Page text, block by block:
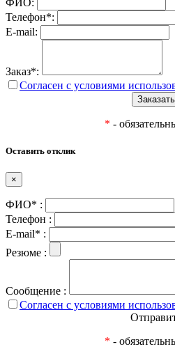
Телефон*:
E-mail:
Заказ*:
Согласен с условиями
* -
Оставить отклик
×
ФИО* :
Телефон :
E-mail* :
Резюме :
Сообщение :
Согласен с условиями
* -